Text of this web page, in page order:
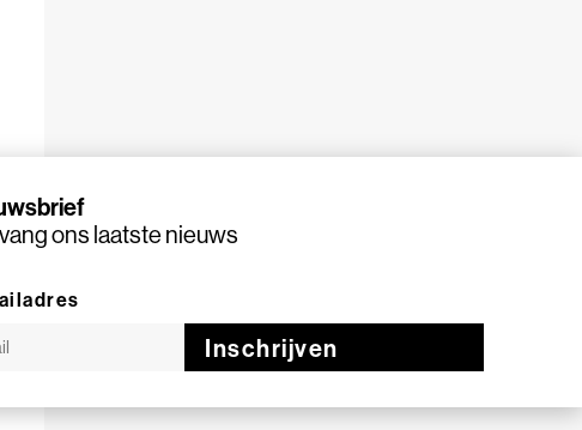
ons laatste nieuws
Inschrijven